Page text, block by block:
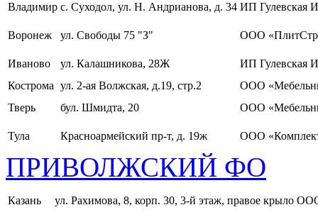
Владимир с. Суходол, ул. Н. Андрианова, д. 34 ИП Гулевская
Воронеж ул. Свободы 75 "З" ООО
Иваново ул. Калашникова, 28Ж
ИП Гулевская
Кострома ул. 2-ая Волжская, д.19, стр.2
ООО
Тверь
бул. Шмидта, 20 ООО
Тула Красноармейский пр-т, д. 19ж ООО
ПРИВОЛЖСКИЙ ФО
Казань ул. Рахимова, 8, корп. 30, 3-й этаж, правое крыло